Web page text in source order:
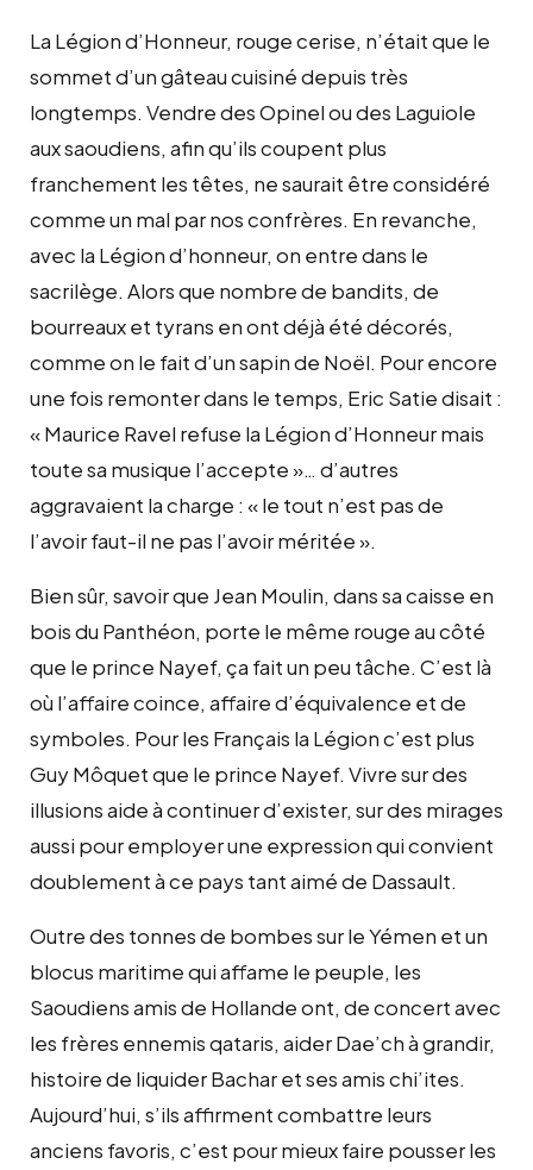
La Légion d’Honneur, rouge cerise, n’était que le
sommet d’un gâteau cuisiné depuis très
longtemps. Vendre des Opinel ou des Laguiole
aux saoudiens, afin qu’ils coupent plus
franchement les têtes, ne saurait être considéré
comme un mal par nos confrères. En revanche,
avec la Légion d’honneur, on entre dans le
sacrilège. Alors que nombre de bandits, de
bourreaux et tyrans en ont déjà été décorés,
comme on le fait d’un sapin de Noël. Pour encore
une fois remonter dans le temps, Eric Satie disait :
« Maurice Ravel refuse la Légion d’Honneur mais
toute sa musique l’accepte »… d’autres
aggravaient la charge : « le tout n’est pas de
l’avoir faut-il ne pas l’avoir méritée ».
Bien sûr, savoir que Jean Moulin, dans sa caisse en
bois du Panthéon, porte le même rouge au côté
que le prince Nayef, ça fait un peu tâche. C’est là
où l’affaire coince, affaire d’équivalence et de
symboles. Pour les Français la Légion c’est plus
Guy Môquet que le prince Nayef. Vivre sur des
illusions aide à continuer d’exister, sur des mirages
aussi pour employer une expression qui convient
doublement à ce pays tant aimé de Dassault.
Outre des tonnes de bombes sur le Yémen et un
blocus maritime qui affame le peuple, les
Saoudiens amis de Hollande ont, de concert avec
les frères ennemis qataris, aider Dae’ch à grandir,
histoire de liquider Bachar et ses amis chi’ites.
Aujourd’hui, s’ils affirment combattre leurs
anciens favoris, c’est pour mieux faire pousser les